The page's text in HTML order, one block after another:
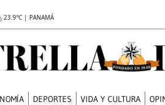
23.9°C | PANAMÁ
DEPORTES VIDA Y CULTURA